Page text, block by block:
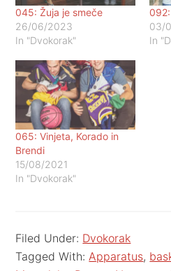
045: Žuja je smeče
26/06/2023
In "Dvokorak"
03/
In
065: Vinjeta, Korado in
Brendi
15/08/2021
In "Dvokorak"
Filed Under: Dvokorak
Tagged With: Apparatus,